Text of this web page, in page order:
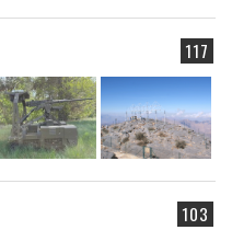
117
103